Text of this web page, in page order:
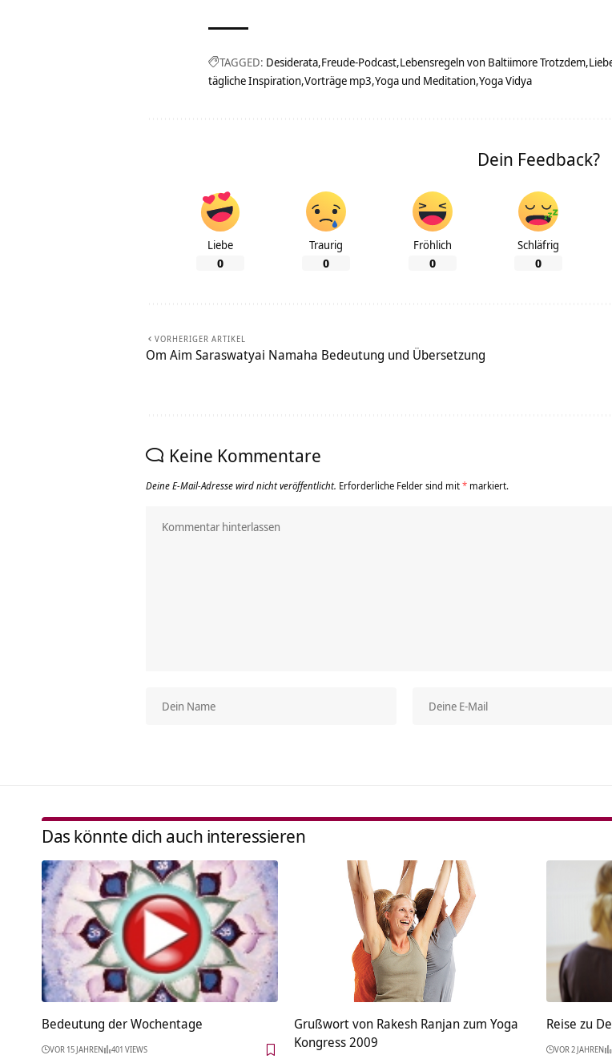
TAGGED: Desiderata Freude-Podcast Lebensregeln von Baltiimore Trotzdem
tägliche Inspiration Vorträge mp3 Yoga und Meditation Yoga Vidya
Dein Feedback?
Liebe
0
Traurig
0
Fröhlich
0
Schläfrig
0
VORHERIGER ARTIKEL
Om Aim Saraswatyai Namaha Bedeutung und Übersetzung
Keine Kommentare
Deine E-Mail-Adresse wird nicht veröffentlicht. Erforderliche Felder sind mit* markiert.
Das könnte dich auch interessieren
Bedeutung der Wochentage
VOR 15 JAHREN 401 VIEWS
Grußwort von Rakesh Ranjan zum Yoga
Kongress 2009
Reise zu
VOR 2 JAHREN